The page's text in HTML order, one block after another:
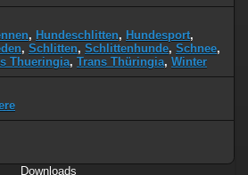
, Hundeschlitten, Hundesport,
, Schlitten, Schlittenhunde, Schnee,
Thueringia, Trans Thüringia, Winter
Downloads